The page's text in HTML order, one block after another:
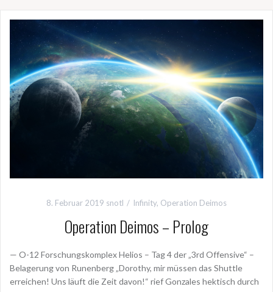
b
o
o
k
n
8. Februar 2019 snotl Infinity, Operation Deimos
Operation Deimos – Prolog
— O-12 Forschungskomplex Helios – Tag 4 der „3rd Offensive“ –
Belagerung von Runenberg „Dorothy, mir müssen das Shuttle
erreichen! Uns läuft die Zeit davon!“ rief Gonzales hektisch durch